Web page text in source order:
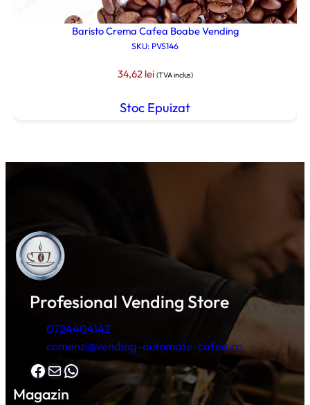
Baristo Crema Cafea Boabe Vending
SKU: PVS146
34,62 lei (TVA inclus)
Stoc Epuizat
Profesional Vending Store
0724404142
comenzi@vending-automate-cafea.ro
Facebook Mail WhatsApp
Magazin